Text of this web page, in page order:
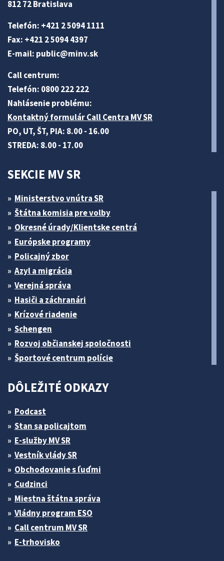
812 72 Bratislava
Telefón: +421 2 5094 1111
Fax: +421 2 5094 4397
E-mail: public@minv.sk
Call centrum:
Telefón: 0800 222 222
Nahlásenie problému:
Kontaktný formulár Call Centra MV SR
PO, UT, ŠT, PIA: 8.00 - 16.00
STREDA: 8.00 - 17.00
SEKCIE MV SR
Ministerstvo vnútra SR
Štátna komisia pre volby
Okresné úrady/Klientske centrá
Európske programy
Policajný zbor
Azyl a migrácia
Verejná správa
Hasiči a záchranári
Krízové riadenie
Schengen
Rozvoj občianskej spoločnosti
Športové centrum polície
DÔLEŽITÉ ODKAZY
Podcast
Stan sa policajtom
E-služby MV SR
Vestník vlády SR
Obchodovanie s ľuďmi
Cudzinci
Miestna štátna správa
Vládny program ESO
Call centrum MV SR
E-trhovisko